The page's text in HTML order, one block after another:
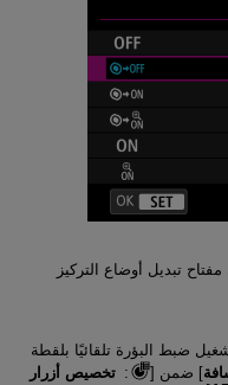
تبديل أوضاع التركيز
ضبط البؤرة تلقائيًا بلقطة
] ضمن [ : تخصيص أزرار